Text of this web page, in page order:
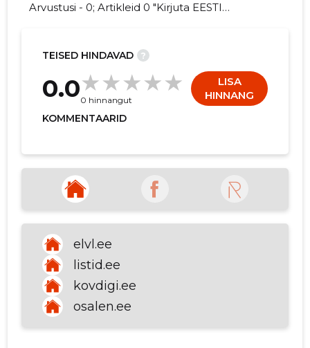
Arvustusi - 0; Artikleid 0 "Kirjuta EESTI
TEISED HINDAVAD ?
0.00 hinnangut
LISA
HINNANG
KOMMENTAARID
elvl.ee
listid.ee
kovdigi.ee
osalen.ee